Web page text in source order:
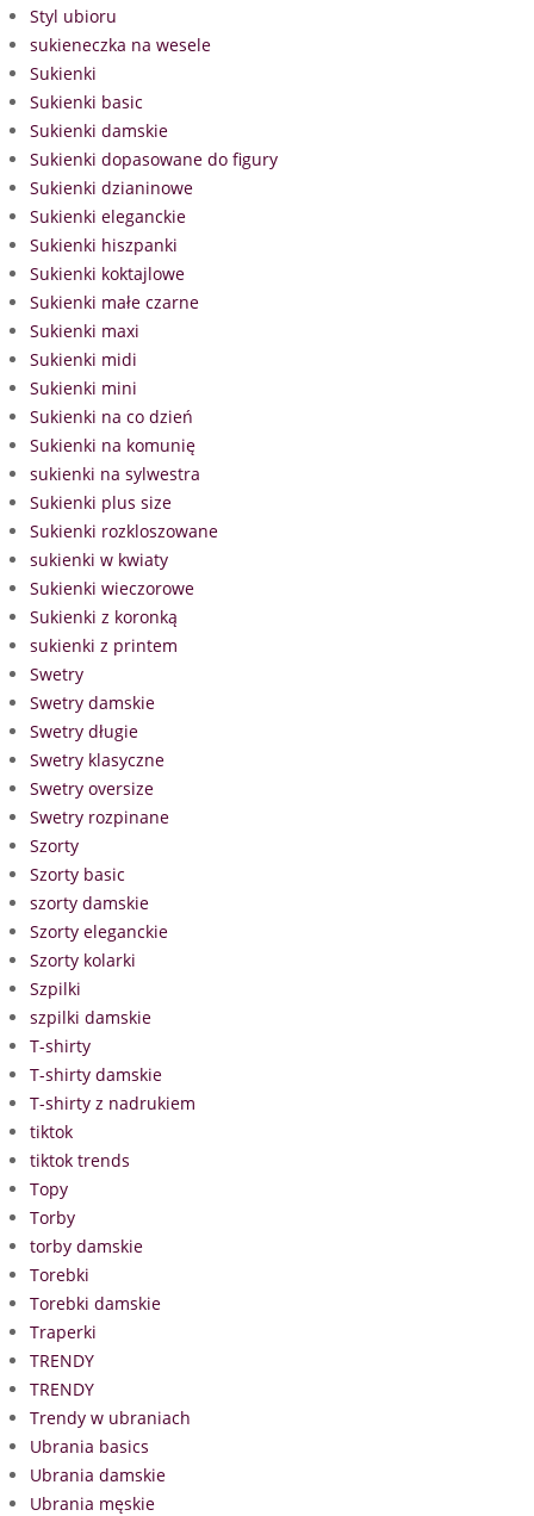
Styl ubioru
sukieneczka na wesele
Sukienki
Sukienki basic
Sukienki damskie
Sukienki dopasowane do figury
Sukienki dzianinowe
Sukienki eleganckie
Sukienki hiszpanki
Sukienki koktajlowe
Sukienki małe czarne
Sukienki maxi
Sukienki midi
Sukienki mini
Sukienki na co dzień
Sukienki na komunię
sukienki na sylwestra
Sukienki plus size
Sukienki rozkloszowane
sukienki w kwiaty
Sukienki wieczorowe
Sukienki z koronką
sukienki z printem
Swetry
Swetry damskie
Swetry długie
Swetry klasyczne
Swetry oversize
Swetry rozpinane
Szorty
Szorty basic
szorty damskie
Szorty eleganckie
Szorty kolarki
Szpilki
szpilki damskie
T-shirty
T-shirty damskie
T-shirty z nadrukiem
tiktok
tiktok trends
Topy
Torby
torby damskie
Torebki
Torebki damskie
Traperki
TRENDY
TRENDY
Trendy w ubraniach
Ubrania basics
Ubrania damskie
Ubrania męskie